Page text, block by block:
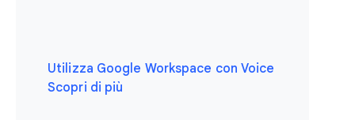
Utilizza Google Workspace con Voice
Scopri di più